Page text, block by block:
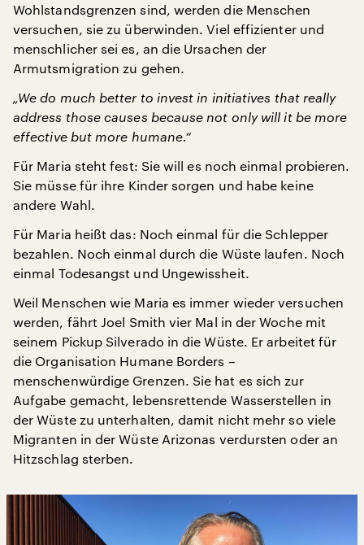
Wohlstandsgrenzen sind, werden die Menschen
versuchen, sie zu überwinden. Viel effizienter und
menschlicher sei es, an die Ursachen der
Armutsmigration zu gehen.
„We do much better to invest in initiatives that really
address those causes because not only will it be more
effective but more humane.“
Für Maria steht fest: Sie will es noch einmal probieren.
Sie müsse für ihre Kinder sorgen und habe keine
andere Wahl.
Für Maria heißt das: Noch einmal für die Schlepper
bezahlen. Noch einmal durch die Wüste laufen. Noch
einmal Todesangst und Ungewissheit.
Weil Menschen wie Maria es immer wieder versuchen
werden, fährt Joel Smith vier Mal in der Woche mit
seinem Pickup Silverado in die Wüste. Er arbeitet für
die Organisation Humane Borders –
menschenwürdige Grenzen. Sie hat es sich zur
Aufgabe gemacht, lebensrettende Wasserstellen in
der Wüste zu unterhalten, damit nicht mehr so viele
Migranten in der Wüste Arizonas verdursten oder an
Hitzschlag sterben.